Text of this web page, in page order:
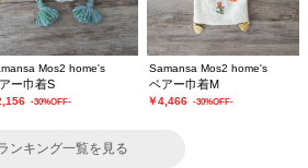
Mos2 home's
ー巾着S
-30%OFF-
Samansa Mos2 home's
ベアー巾着M
￥4,466 -30%OFF-
ンキング一覧を見る